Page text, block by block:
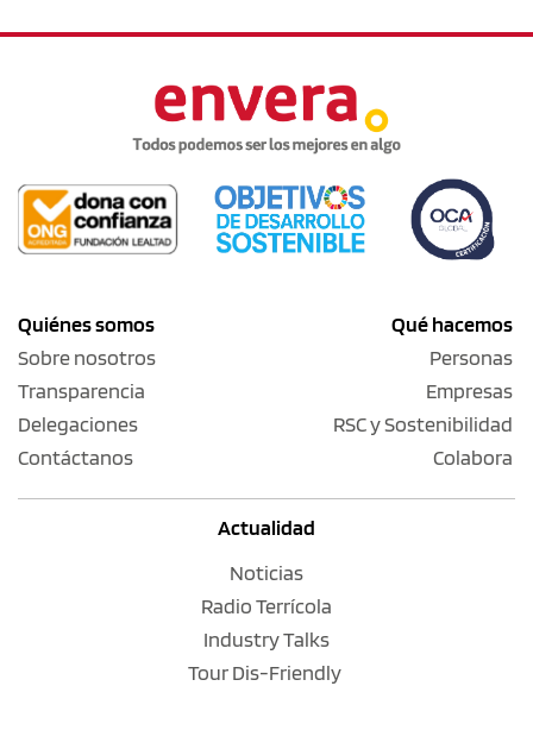
Quiénes somos
Sobre nosotros
Transparencia
Delegaciones
Contáctanos
Qué hacemos
Personas
Empresas
RSC y Sostenibilidad
Colabora
Actualidad
Noticias
Radio Terrícola
Industry Talks
Tour Dis-Friendly